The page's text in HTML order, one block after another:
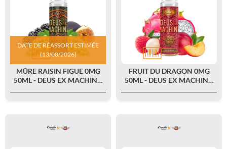
DATE DE RÉASSORT ESTIMÉE
(13/08/2026)
MÛRE RAISIN FIGUE 0MG
50ML - DEUS EX MACHINA
FRUIT DU DRAGON 0MG
50ML - DEUS EX MACHINA